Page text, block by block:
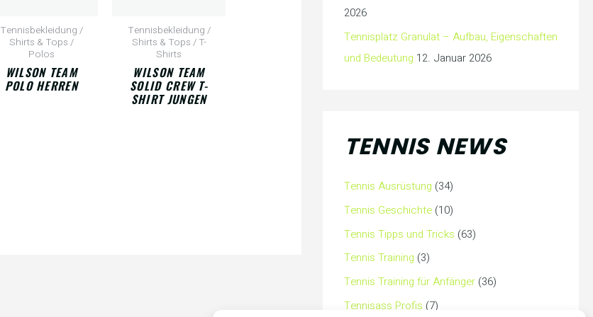
Tennisbekleidung /
Shirts & Tops /
Polos
WILSON TEAM
POLO HERREN
Tennisbekleidung /
Shirts & Tops / T-
Shirts
WILSON TEAM
SOLID CREW T-
SHIRT JUNGEN
2026
Tennisplatz Granulat – Aufbau, Eigenschaften
und Bedeutung 12. Januar 2026
TENNIS NEWS
Tennis Ausrüstung (34)
Tennis Geschichte(10)
Tennis Tipps und Tricks (63)
Tennis Training (3)
Tennis Training für Anfänger(36)
Tennisass Profis (7)